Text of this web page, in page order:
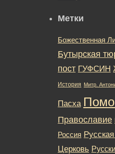
Метки
Божественная
Бутырская
пост ГУФСИН
История Митр.
Пасха
Православие
Россия
Церковь